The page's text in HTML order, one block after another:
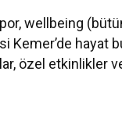
wellbeing
hayat
özel etkinlikler